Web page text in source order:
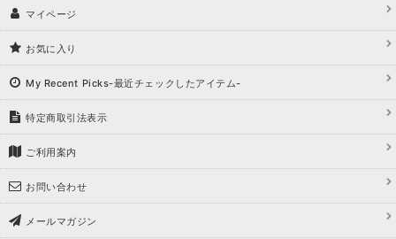
マイページ
お気に入り
My Recent Picks-最近チェックしたアイテム-
特定商取引法表示
ご利用案内
お問い合わせ
メールマガジン